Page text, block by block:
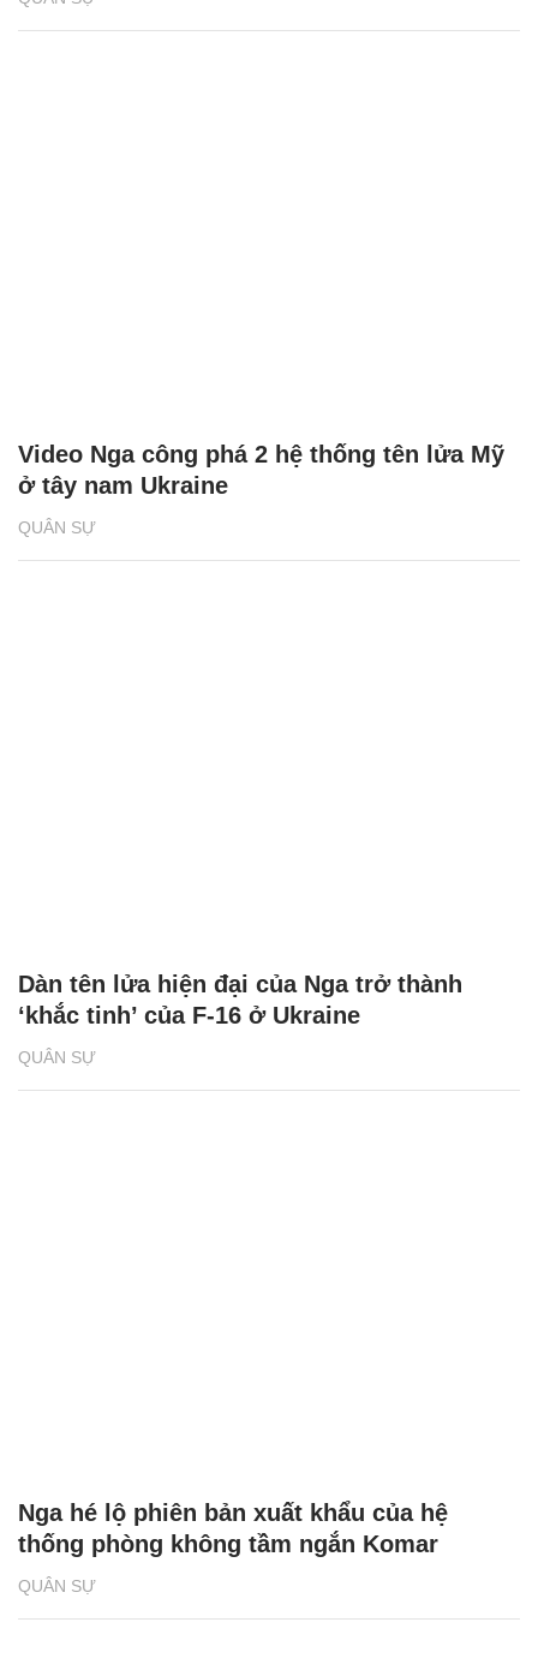
QUÂN SỰ
Video Nga công phá 2 hệ thống tên lửa Mỹ
ở tây nam Ukraine
QUÂN SỰ
Dàn tên lửa hiện đại của Nga trở thành
‘khắc tinh’ của F-16 ở Ukraine
QUÂN SỰ
Nga hé lộ phiên bản xuất khẩu của hệ
thống phòng không tầm ngắn Komar